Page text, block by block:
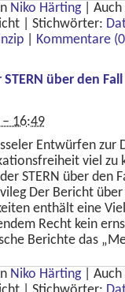
Niko Härting
Stichwörter:
Kommentare
über den
16:49
Entwürfen zur
viel zu
STERN über
Der Bericht
enthält eine
Recht kein
Berichte das
Niko Härting